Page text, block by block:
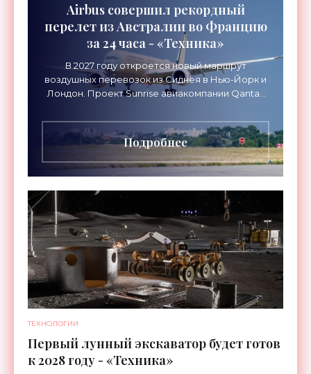
Airbus совершил рекордный
перелет из Австралии во Францию
за 24 часа - «Техника»
В 2027 году откроется новый маршрут
воздушных перевозок из Сиднея в Нью-Йорк и
Лондон. Проект Sunrise авиакомпании Qantas
длительностью до 24
Подробнее
ТЕХНОЛОГИИ
Первый лунный экскаватор будет готов
к 2028 году - «Техника»